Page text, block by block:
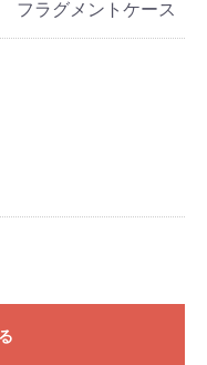
ラグメントケース